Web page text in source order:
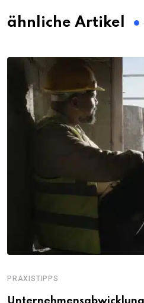
ähnliche Artikel
PRAXISTIPPS